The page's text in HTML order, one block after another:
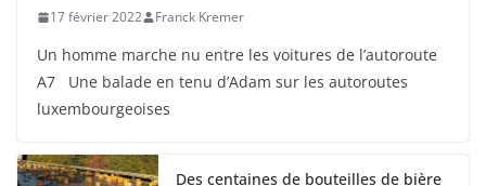
17 février 2022 Franck Kremer
Un homme marche nu entre les voitures de l’autoroute
A7 Une balade en tenu d’Adam sur les autoroutes
luxembourgeoises
Des centaines de bouteilles de bière